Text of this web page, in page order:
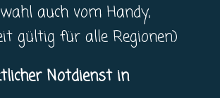
auch vom Handy,
gültig für alle Regionen)
Notdienst in